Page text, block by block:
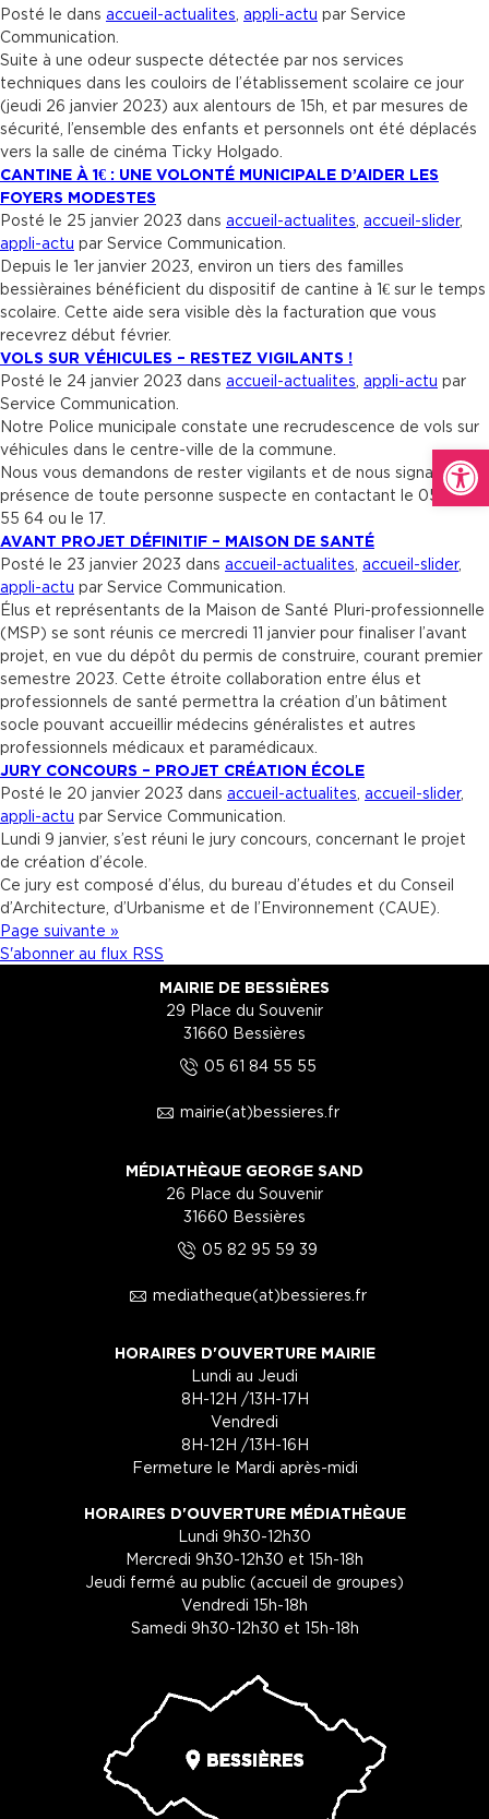
Ouvrir
Posté le dans accueil-actualites appli-actu par Service
Communication.
Suite à une odeur suspecte détectée par nos services
techniques dans les couloirs de l’établissement scolaire ce jour
(jeudi 26 janvier 2023) aux alentours de 15h, et par mesures de
sécurité, l’ensemble des enfants et personnels ont été déplacés
vers la salle de cinéma Ticky Holgado.
CANTINE À 1€ : UNE VOLONTÉ MUNICIPALE D’AIDER LES
FOYERS MODESTES
Posté le 25 janvier 2023 dans accueil-actualites accueil-slider,
appli-actu par Service Communication.
Depuis le 1er janvier 2023, environ un tiers des familles
bessièraines bénéficient du dispositif de cantine à 1€ sur le temps
scolaire. Cette aide sera visible dès la facturation que vous
recevrez début février.
VOLS SUR VÉHICULES – RESTEZ VIGILANTS !
Posté le 24 janvier 2023 dans accueil-actualites appli-actu par
Service Communication.
Notre Police municipale constate une recrudescence de vols sur
véhicules dans le centre-ville de la commune.
Nous vous demandons de rester vigilants et de nous signaler la
présence de toute personne suspecte en contactant le 05 61 84
55 64 ou le 17.
AVANT PROJET DÉFINITIF – MAISON DE SANTÉ
Posté le 23 janvier 2023 dans accueil-actualites accueil-slider,
appli-actu par Service Communication.
Élus et représentants de la Maison de Santé Pluri-professionnelle
(MSP) se sont réunis ce mercredi 11 janvier pour finaliser l’avant
projet, en vue du dépôt du permis de construire, courant premier
semestre 2023. Cette étroite collaboration entre élus et
professionnels de santé permettra la création d’un bâtiment
socle pouvant accueillir médecins généralistes et autres
professionnels médicaux et paramédicaux.
JURY CONCOURS – PROJET CRÉATION ÉCOLE
Posté le 20 janvier 2023 dans accueil-actualites accueil-slider,
appli-actu par Service Communication.
Lundi 9 janvier, s’est réuni le jury concours, concernant le projet
de création d’école.
Ce jury est composé d’élus, du bureau d’études et du Conseil
d’Architecture, d’Urbanisme et de l’Environnement (CAUE).
Page suivante »
S'abonner au flux RSS
MAIRIE DE BESSIÈRES
29 Place du Souvenir
31660 Bessières
5 05 61 84 55 55
1 mairie(at)bessieres.fr
MÉDIATHÈQUE GEORGE SAND
26 Place du Souvenir
31660 Bessières
5 05 82 95 59 39
1 mediatheque(at)bessieres.fr
HORAIRES D'OUVERTURE MAIRIE
Lundi au Jeudi
8H-12H /13H-17H
Vendredi
8H-12H /13H-16H
Fermeture le Mardi après-midi
HORAIRES D'OUVERTURE MÉDIATHÈQUE
Lundi 9h30-12h30
Mercredi 9h30-12h30 et 15h-18h
Jeudi fermé au public (accueil de groupes)
Vendredi 15h-18h
Samedi 9h30-12h30 et 15h-18h